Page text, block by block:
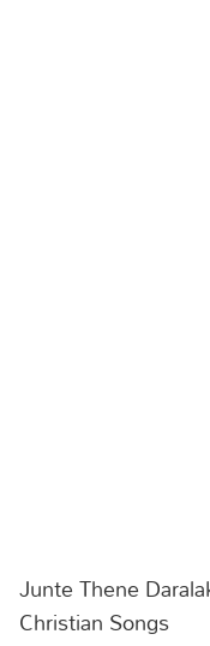
Junte Thene
Christian Songs